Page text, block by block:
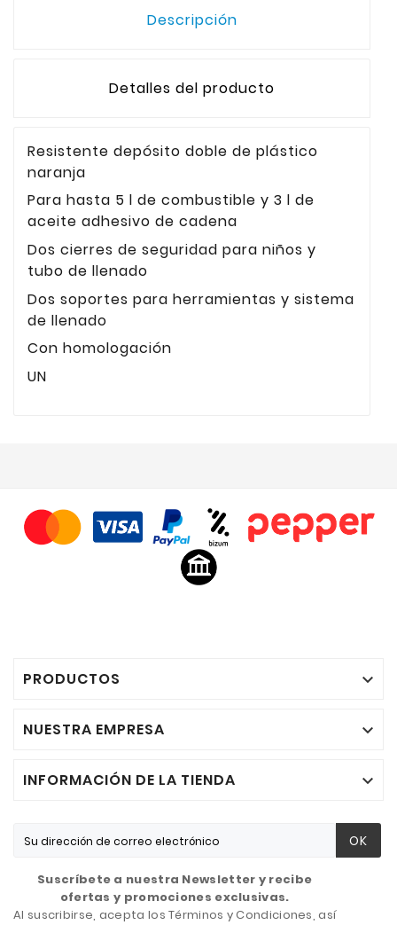
Descripción
Detalles del producto
Resistente depósito doble de plástico
naranja
Para hasta 5 l de combustible y 3 l de
aceite adhesivo de cadena
Dos cierres de seguridad para niños y
tubo de llenado
Dos soportes para herramientas y sistema
de llenado
Con homologación
UN
PRODUCTOS 
NUESTRA EMPRESA 
INFORMACIÓN DE LA TIENDA 
OK
Suscríbete a nuestra Newsletter y recibe
ofertas y promociones exclusivas.
Al suscribirse, acepta los Términos y Condiciones, así